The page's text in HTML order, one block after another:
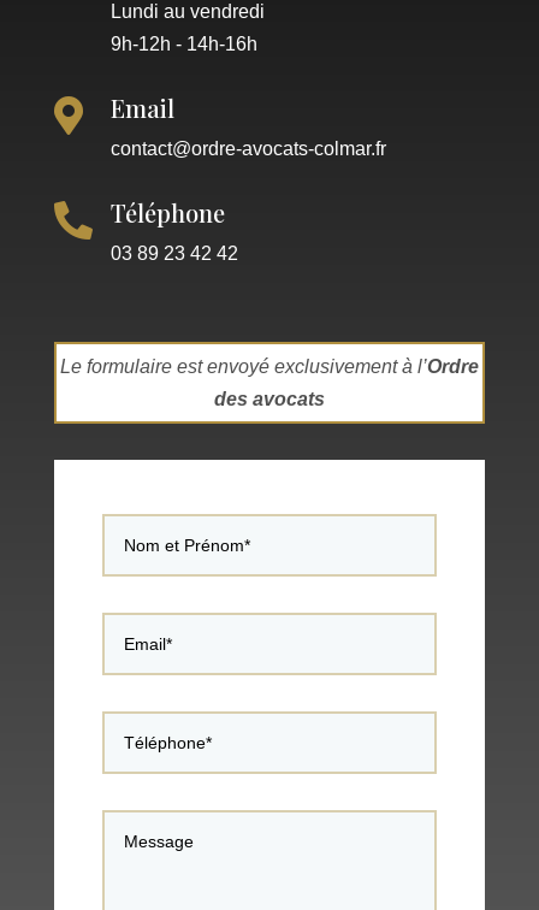
Lundi au vendredi
9h-12h - 14h-16h
 Email
contact@ordre-avocats-colmar.fr
 Téléphone
03 89 23 42 42
Le formulaire est envoyé exclusivement à l’Ordre
des avocats